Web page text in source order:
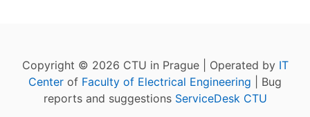
Copyright © 2026 CTU in Prague | Operated by IT
Center of Faculty of Electrical Engineering | Bug
reports and suggestions ServiceDesk CTU